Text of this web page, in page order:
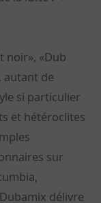
noir», «Dub
autant de
si particulier
et hétéroclites
sur
délivre